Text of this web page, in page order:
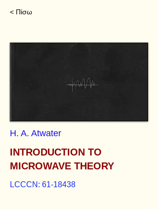
< Πίσω
H. A. Atwater
INTRODUCTION TO
MICROWAVE THEORY
LCCCN: 61-18438